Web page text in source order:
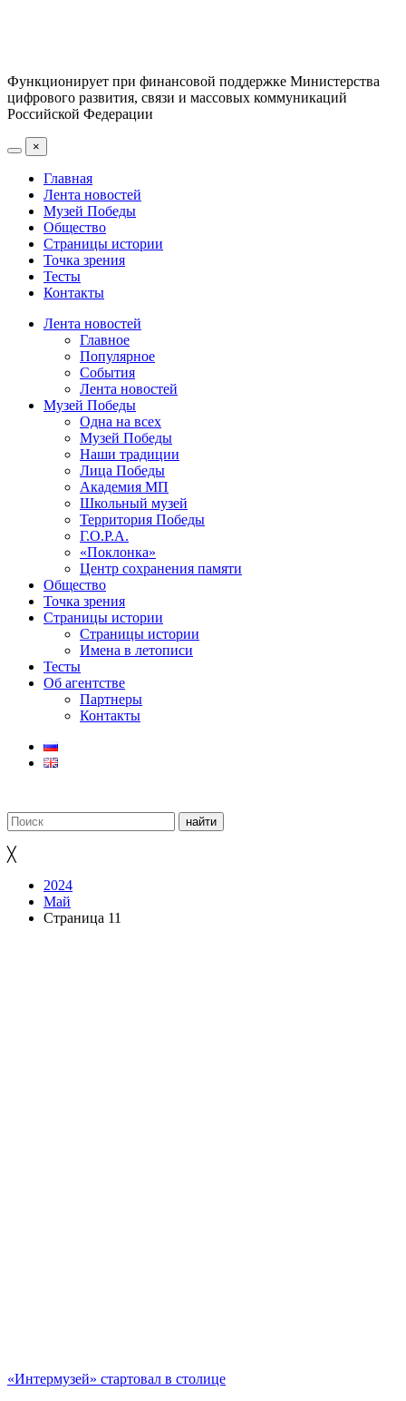
Функционирует при финансовой поддержке Министерства
цифрового развития, связи и массовых коммуникаций
Российской Федерации
×
Главная
Лента новостей
Музей Победы
Общество
Страницы истории
Точка зрения
Тесты
Контакты
Лента новостей
Главное
Популярное
События
Лента новостей
Музей Победы
Одна на всех
Музей Победы
Наши традиции
Лица Победы
Академия МП
Школьный музей
Территория Победы
Г.О.Р.А.
«Поклонка»
Центр сохранения памяти
Общество
Точка зрения
Страницы истории
Страницы истории
Имена в летописи
Тесты
Об агентстве
Партнеры
Контакты
╳
2024
Май
Страница 11
«Интермузей» стартовал в столице